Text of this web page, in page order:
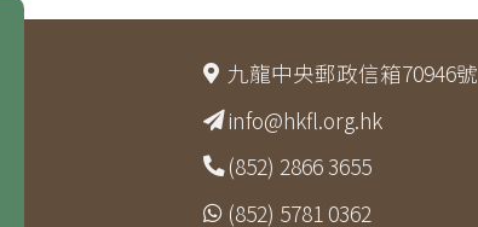
九龍中央郵政信箱70946號
info@hkfl.org.hk
(852) 2866 3655
(852) 5781 0362